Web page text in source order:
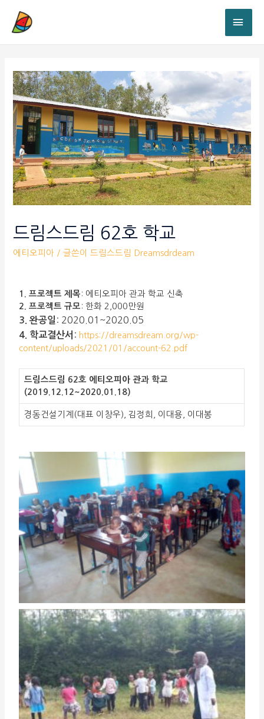
드림스드림 62호 학교
에티오피아 / 글쓴이 드림스드림 Dreamsdrdeam
1. 프로젝트 제목 : 에티오피아 관과 학교 신축
2. 프로젝트 규모 : 한화 2,000만원
3. 완공일 : 2020.01~2020.05
4. 학교결산서 : https://dreamsdream.org/wp-
content/uploads/2021/01/account-62.pdf
드림스드림 62호 에티오피아 관과 학교
(2019.12.12~2020.01.18)
경동건설기계(대표 이창우), 김정희, 이대용, 이대봉